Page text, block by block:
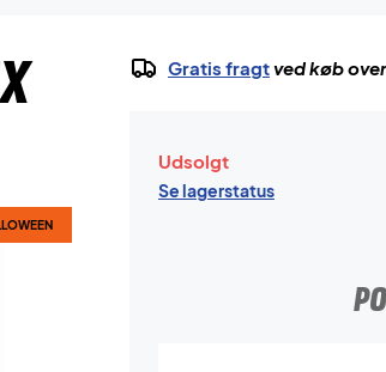
Gratis fragtved køb
Udsolgt
Se lagerstatus